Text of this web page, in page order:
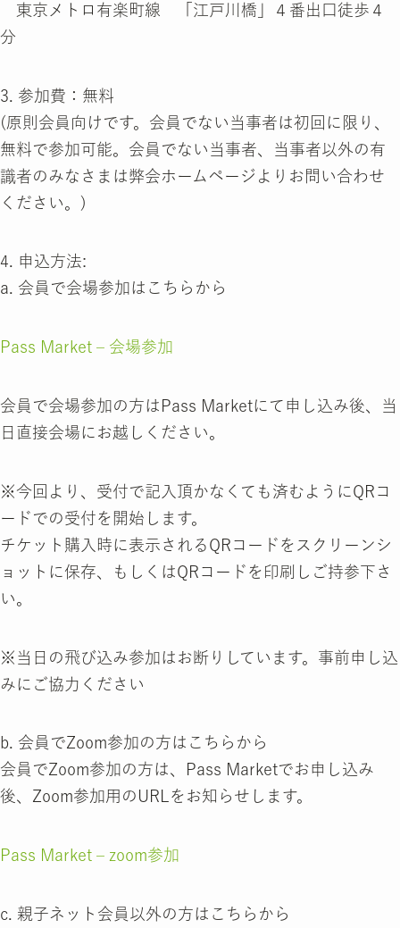
東京メトロ有楽町線 「江戸川橋」４番出口徒歩４
分
3. 参加費：無料
(原則会員向けです。会員でない当事者は初回に限り、
無料で参加可能。会員でない当事者、当事者以外の有
識者のみなさまは弊会ホームページよりお問い合わせ
ください。)
4. 申込方法:
a. 会員で会場参加はこちらから
Pass Market – 会場参加
会員で会場参加の方はPass Marketにて申し込み後、当
日直接会場にお越しください。
※今回より、受付で記入頂かなくても済むようにQRコ
ードでの受付を開始します。
チケット購入時に表示されるQRコードをスクリーンシ
ョットに保存、もしくはQRコードを印刷しご持参下さ
い。
※当日の飛び込み参加はお断りしています。事前申し込
みにご協力ください
b. 会員でZoom参加の方はこちらから
会員でZoom参加の方は、Pass Marketでお申し込み
後、Zoom参加用のURLをお知らせします。
Pass Market – zoom参加
c. 親子ネット会員以外の方はこちらから